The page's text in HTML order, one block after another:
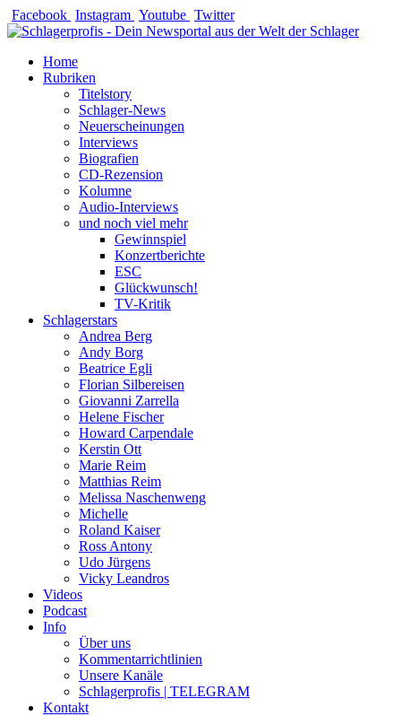
Zum
Inhalt
Facebook Instagram Youtube Twitter
Home
Rubriken
Titelstory
Schlager-News
Neuerscheinungen
Interviews
Biografien
CD-Rezension
Kolumne
Audio-Interviews
und noch viel mehr
Gewinnspiel
Konzertberichte
ESC
Glückwunsch!
TV-Kritik
Schlagerstars
Andrea Berg
Andy Borg
Beatrice Egli
Florian Silbereisen
Giovanni Zarrella
Helene Fischer
Howard Carpendale
Kerstin Ott
Marie Reim
Matthias Reim
Melissa Naschenweng
Michelle
Roland Kaiser
Ross Antony
Udo Jürgens
Vicky Leandros
Videos
Podcast
Info
Über uns
Kommentarrichtlinien
Unsere Kanäle
Schlagerprofis | TELEGRAM
Kontakt